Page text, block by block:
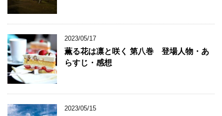
2023/05/17
薫る花は凛と咲く 第八巻 登場人物・あ
らすじ・感想
2023/05/15